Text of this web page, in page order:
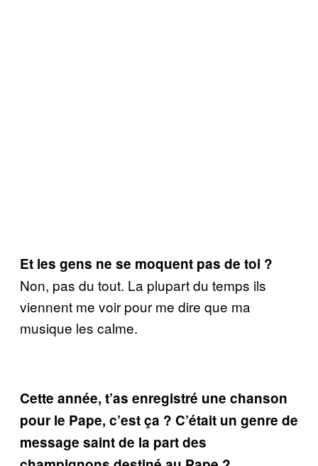
Et les gens ne se moquent pas de toi ?
Non, pas du tout. La plupart du temps ils
viennent me voir pour me dire que ma
musique les calme.
Cette année, t’as enregistré une chanson
pour le Pape, c’est ça ? C’était un genre de
message saint de la part des